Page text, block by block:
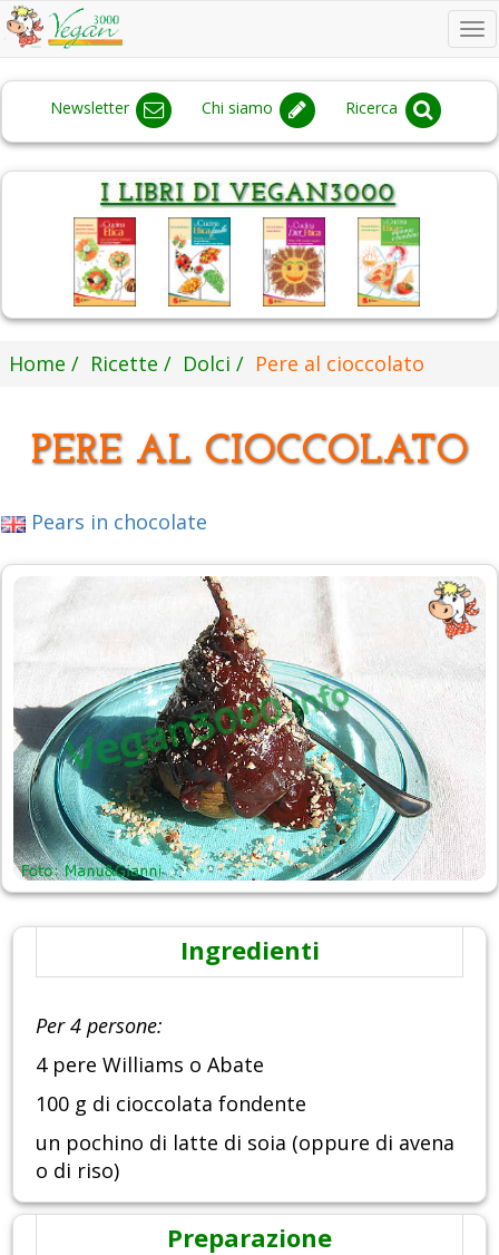
Newsletter Chi siamo Ricerca
Home Ricette Dolci Pere al cioccolato
PERE AL CIOCCOLATO
Pears in chocolate
Ingredienti
Per 4 persone:
4 pere Williams o Abate
100 g di cioccolata fondente
un pochino di latte di soia (oppure di avena
o di riso)
Preparazione